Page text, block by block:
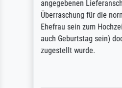
angegebenen
Überraschung für die
Ehefrau sein zum
auch Geburtstag sein)
zugestellt wurde.